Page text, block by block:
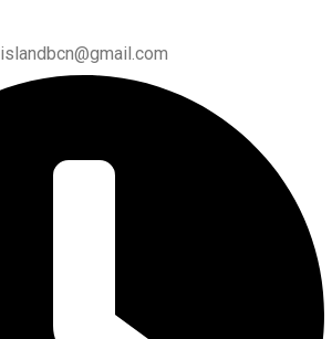
islandbcn@gmail.com